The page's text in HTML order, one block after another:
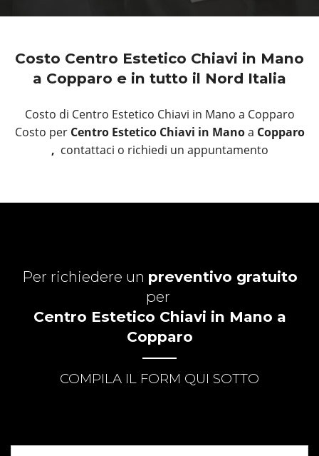
Costo Centro Estetico Chiavi in Mano
a Copparo e in tutto il Nord Italia
Costo di Centro Estetico Chiavi in Mano a Copparo
Costo perCentro Estetico Chiavi in Manoa Copparo
, contattaci o richiedi un appuntamento
Per richiedere un preventivo gratuito
per
Centro Estetico Chiavi in Mano a
Copparo
COMPILA IL FORM QUI SOTTO